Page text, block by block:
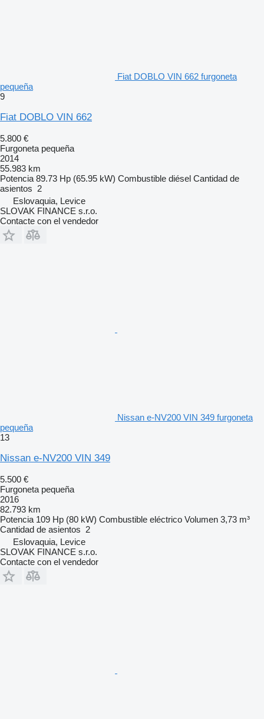
Fiat DOBLO VIN 662 furgoneta
pequeña
9
Fiat DOBLO VIN 662
5.800 €
Furgoneta pequeña
2014
55.983 km
Potencia 89.73 Hp (65.95 kW) Combustible diésel Cantidad de
asientos 2
Eslovaquia, Levice
SLOVAK FINANCE s.r.o.
Contacte con el vendedor
Nissan e-NV200 VIN 349 furgoneta
pequeña
13
Nissan e-NV200 VIN 349
5.500 €
Furgoneta pequeña
2016
82.793 km
Potencia 109 Hp (80 kW) Combustible eléctrico Volumen 3,73 m³
Cantidad de asientos 2
Eslovaquia, Levice
SLOVAK FINANCE s.r.o.
Contacte con el vendedor